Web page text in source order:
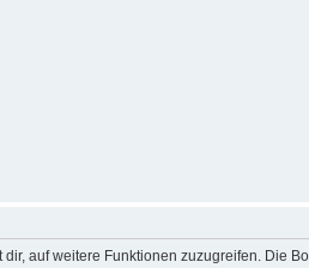
auf weitere Funktionen zuzugreifen. Die